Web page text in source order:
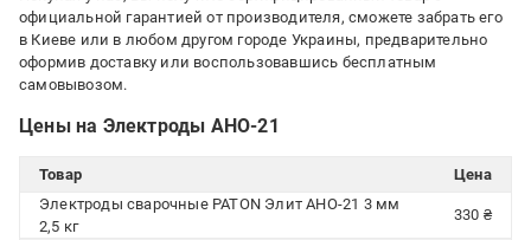
официальной гарантией от производителя, сможете забрать его
в Киеве или в любом другом городе Украины, предварительно
оформив доставку или воспользовавшись бесплатным
самовывозом.
Цены на Электроды АНО-21
Товар
Цена
Электроды сварочные PATON Элит АНО-21 3 мм
2,5 кг
330 ₴